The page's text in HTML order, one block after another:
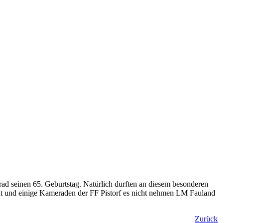
seinen 65. Geburtstag. Natürlich durften an diesem besonderen
einige Kameraden der FF Pistorf es nicht nehmen LM Fauland
Zurück